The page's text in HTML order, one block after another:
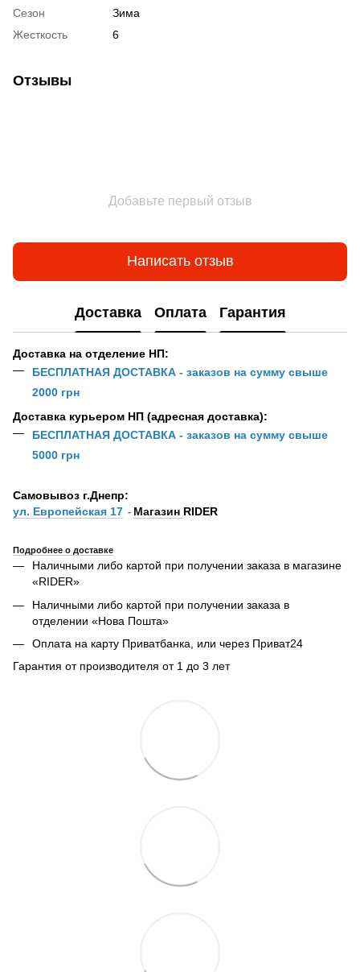
Сезон
Зима
Жесткость
6
Отзывы
Добавьте первый отзыв
Написать отзыв
Доставка Оплата Гарантия
Доставка на отделение НП:
БЕСПЛАТНАЯ ДОСТАВКА - заказов на сумму свыше
2000 грн
Доставка курьером НП (адресная доставка):
БЕСПЛАТНАЯ ДОСТАВКА - заказов на сумму свыше
5000 грн
Самовывоз г.Днепр:
ул. Европейская 17 - Магазин RIDER
Подробнее о доставке
Наличными либо картой при получении заказа в магазине
«RIDER»
Наличными либо картой при получении заказа в
отделении «Нова Пошта»
Оплата на карту Приватбанка, или через Приват24
Гарантия от производителя от 1 до 3 лет